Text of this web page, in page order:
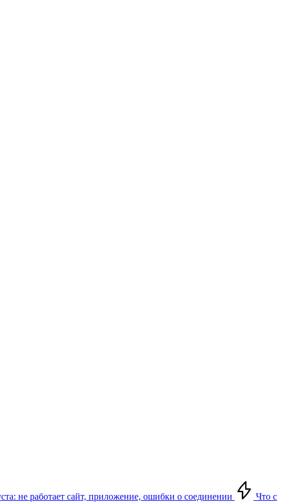
не работает сайт, приложение, ошибки о соединении Что с